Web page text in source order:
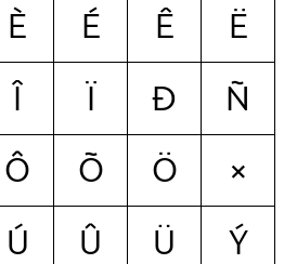
È É Ê
Ë
Î Ï Ð
Ñ
Ô Õ Ö
×
Ú Û Ü
Ý